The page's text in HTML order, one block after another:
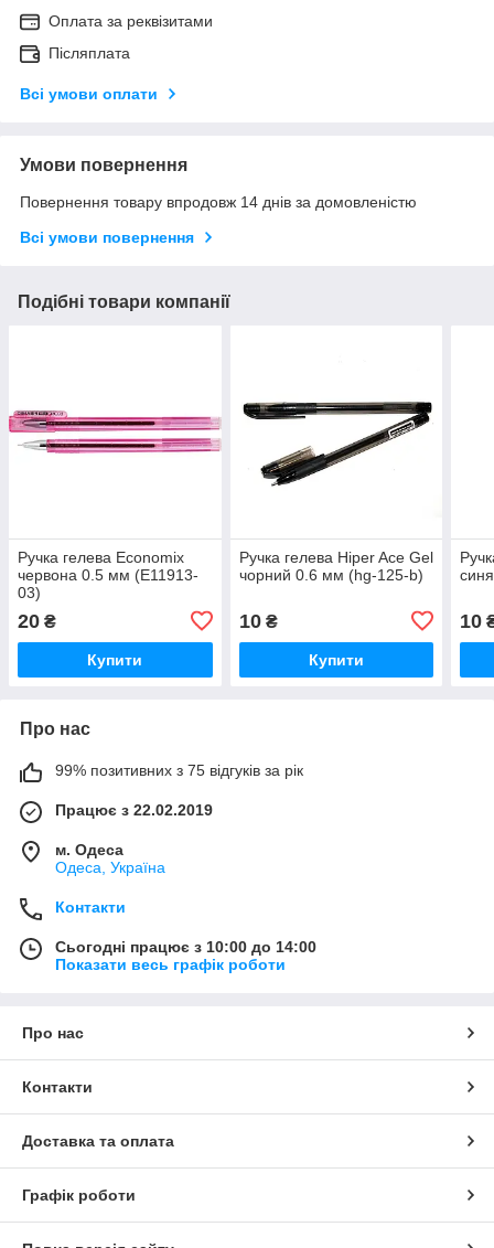
Оплата за реквізитами
Післяплата
Всі умови оплати
Умови повернення
Повернення товару впродовж 14 днів за домовленістю
Всі умови повернення
Подібні товари компанії
Ручка гелева Economix
червона 0.5 мм (E11913-
03)
20 ₴
Купити
Ручка гелева Hiper Ace Gel
чорний 0.6 мм (hg-125-b)
10₴
Купити
10
Про нас
99% позитивних з 75 відгуків за рік
Працює з 22.02.2019
м. Одеса
Одеса, Україна
Контакти
Сьогодні працює з 10:00 до 14:00
Показати весь графік роботи
Про нас
Контакти
Доставка та оплата
Графік роботи